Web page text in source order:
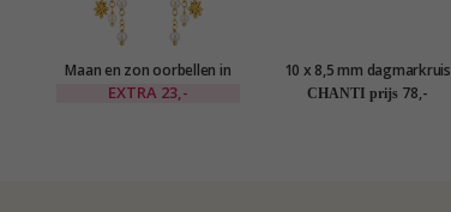
Maan en zon oorbellen in
verguld messing - Eliné
EXTRA 23,-
10 x 8,5 mm dagmarkruis
parel armband in verguld
sterlingzilver - Amoré
CHANTI prijs 78,-